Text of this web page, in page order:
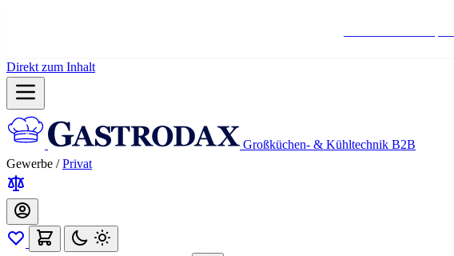
Direkt zum Inhalt
Großküchen- & Kühltechnik B2B
Gewerbe / Privat